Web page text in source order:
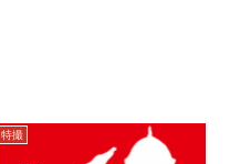
特撮